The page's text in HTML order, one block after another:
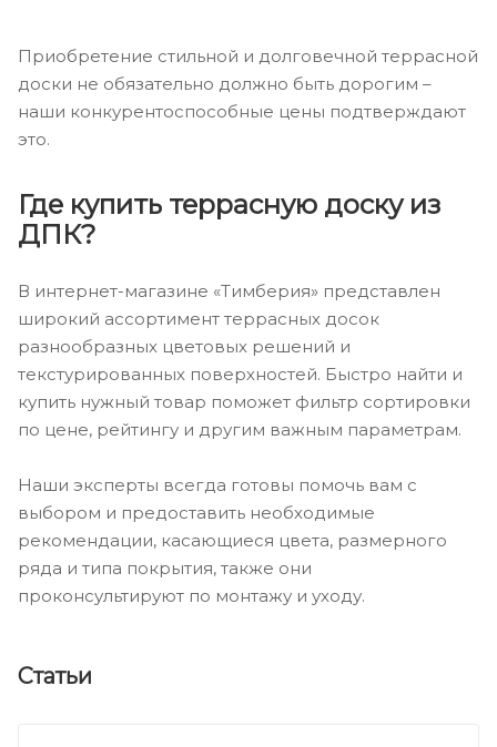
Приобретение стильной и долговечной террасной
доски не обязательно должно быть дорогим –
наши конкурентоспособные цены подтверждают
это.
Где купить террасную доску из
ДПК?
В интернет-магазине «Тимберия» представлен
широкий ассортимент террасных досок
разнообразных цветовых решений и
текстурированных поверхностей. Быстро найти и
купить нужный товар поможет фильтр сортировки
по цене, рейтингу и другим важным параметрам.
Наши эксперты всегда готовы помочь вам с
выбором и предоставить необходимые
рекомендации, касающиеся цвета, размерного
ряда и типа покрытия, также они
проконсультируют по монтажу и уходу.
Статьи